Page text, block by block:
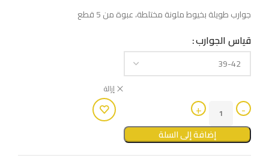
جوارب طويلة بخيوط ملونة مختلطة، عبوة من 5 قطع
قياس الجوارب
إزالة
إضافة إلى السلة